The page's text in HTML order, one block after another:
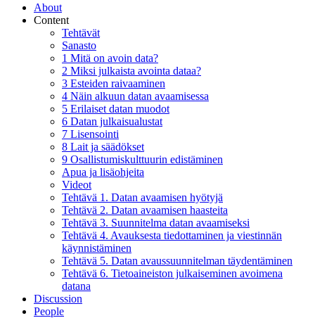
About
Content
Tehtävät
Sanasto
1 Mitä on avoin data?
2 Miksi julkaista avointa dataa?
3 Esteiden raivaaminen
4 Näin alkuun datan avaamisessa
5 Erilaiset datan muodot
6 Datan julkaisualustat
7 Lisensointi
8 Lait ja säädökset
9 Osallistumiskulttuurin edistäminen
Apua ja lisäohjeita
Videot
Tehtävä 1. Datan avaamisen hyötyjä
Tehtävä 2. Datan avaamisen haasteita
Tehtävä 3. Suunnitelma datan avaamiseksi
Tehtävä 4. Avauksesta tiedottaminen ja viestinnän
käynnistäminen
Tehtävä 5. Datan avaussuunnitelman täydentäminen
Tehtävä 6. Tietoaineiston julkaiseminen avoimena
datana
Discussion
People